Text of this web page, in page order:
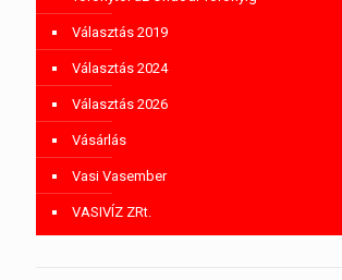
Választás 2019
Választás 2024
Választás 2026
Vásárlás
Vasi Vasember
VASIVÍZ ZRt.